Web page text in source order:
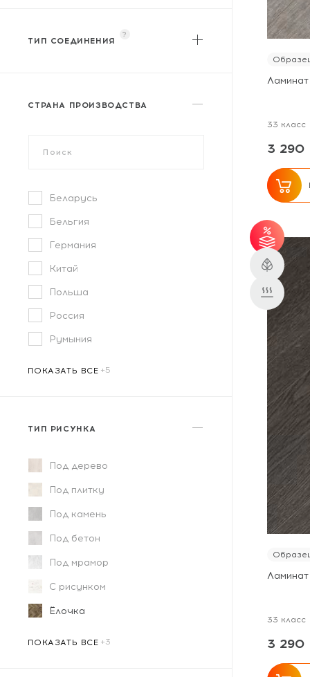
Трехполосный
ТИП СОЕДИНЕНИЯ
?
СТРАНА ПРОИЗВОДСТВА
Беларусь
Бельгия
Германия
Китай
Польша
Россия
Румыния
ПОКАЗАТЬ ВСЕ
ТИП РИСУНКА
Под дерево
Под плитку
Под камень
Под бетон
Под мрамор
С рисунком
Ёлочка
ПОКАЗАТЬ ВСЕ
33 класс
3 290
от
от
33 класс
3 290